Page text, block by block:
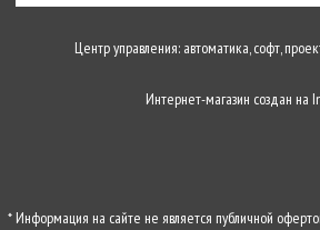
Центр управления: автоматика, софт,
Интернет-магазин создан на
* Информация на сайте не является публичной